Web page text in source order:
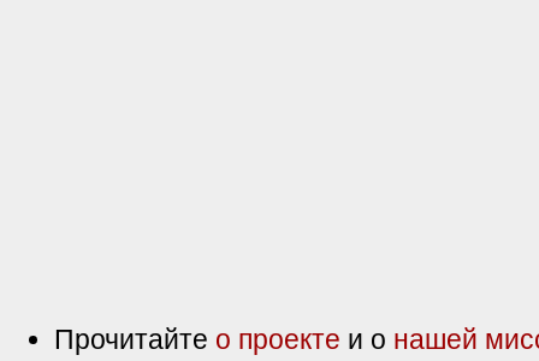
Прочитайте о проекте и о нашей